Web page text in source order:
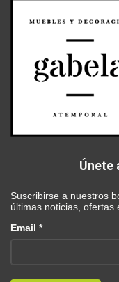
Únete
Suscribirse a nuestros
últimas noticias, ofertas
Email *